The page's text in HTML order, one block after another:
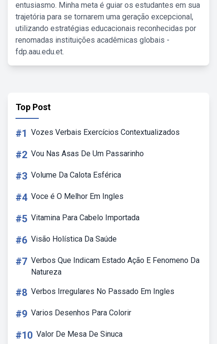
entusiasmo. Minha meta é guiar os estudantes em sua
trajetória para se tornarem uma geração excepcional,
utilizando estratégias educacionais reconhecidas por
renomadas instituições acadêmicas globais -
fdp.aau.edu.et.
Top Post
#1 Vozes Verbais Exercícios Contextualizados
#2 Vou Nas Asas De Um Passarinho
#3 Volume Da Calota Esférica
#4 Voce é O Melhor Em Ingles
#5 Vitamina Para Cabelo Importada
#6 Visão Holística Da Saúde
#7 Verbos Que Indicam Estado Ação E Fenomeno Da
Natureza
#8 Verbos Irregulares No Passado Em Ingles
#9 Varios Desenhos Para Colorir
#10 Valor De Mesa De Sinuca